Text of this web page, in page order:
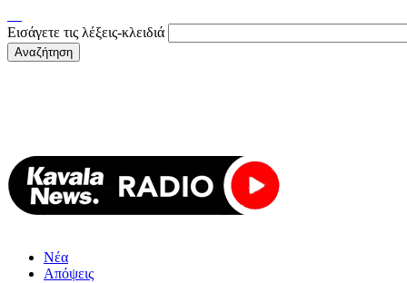
Εισάγετε τις λέξεις-κλειδιά
Νέα
Απόψεις